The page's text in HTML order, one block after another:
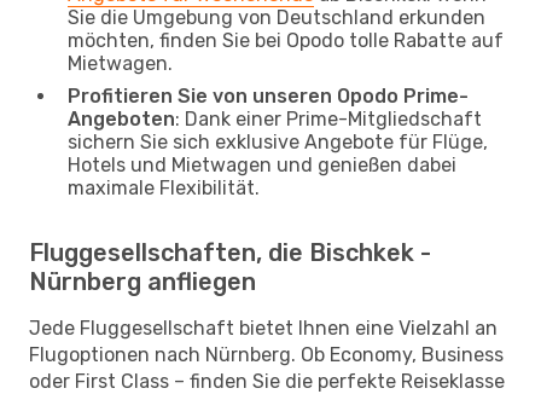
Sie die Umgebung von Deutschland erkunden
möchten, finden Sie bei Opodo tolle Rabatte auf
Mietwagen.
Profitieren Sie von unseren Opodo Prime-
Angeboten: Dank einer Prime-Mitgliedschaft
sichern Sie sich exklusive Angebote für Flüge,
Hotels und Mietwagen und genießen dabei
maximale Flexibilität.
Fluggesellschaften, die Bischkek -
Nürnberg anfliegen
Jede Fluggesellschaft bietet Ihnen eine Vielzahl an
Flugoptionen nach Nürnberg. Ob Economy, Business
oder First Class – finden Sie die perfekte Reiseklasse